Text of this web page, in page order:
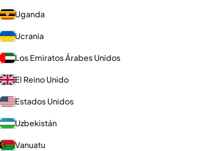
Uganda
Ucrania
Los Emiratos Árabes Unidos
El Reino Unido
Estados Unidos
Uzbekistán
Vanuatu